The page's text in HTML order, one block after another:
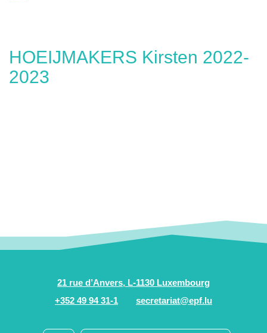
HOEIJMAKERS Kirsten 2022-
2023
21 rue d’Anvers, L-1130 Luxembourg
+352 49 94 31-1
secretariat@epf.lu